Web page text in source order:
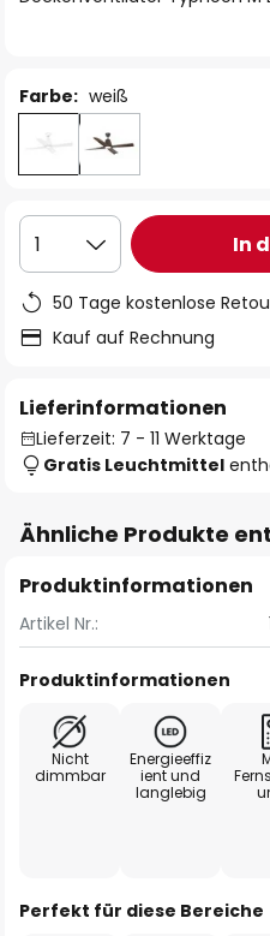
Farbe: weiß
1 In
50 Tage kostenlose
Kauf auf Rechnung
Lieferinformationen
Lieferzeit: 7 - 11 Werktage
Gratis Leuchtmittel
Ähnliche Produkte
Produktinformationen
Artikel Nr.:
Produktinformationen
Nicht
dimmbar
Energieeffiz
ient und
langlebig
Perfekt für diese Bereiche